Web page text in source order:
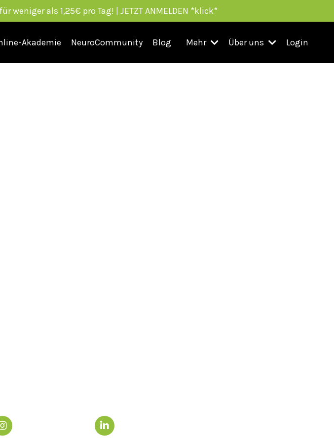
weniger als 1,25€ pro Tag! | JETZT ANMELDEN *klick*
Akademie NeuroCommunity Blog Mehr Über uns Login